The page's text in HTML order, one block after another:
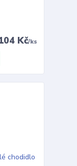
Kč/ks